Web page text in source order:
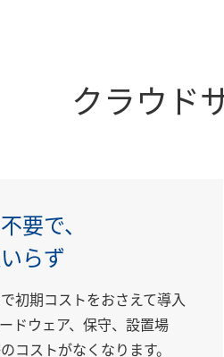
クラウド
要で、
らず
初期コストをおさえて導入
ドウェア、保守、設置場
コストがなくなります。